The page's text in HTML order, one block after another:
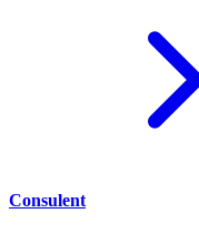
Consulent